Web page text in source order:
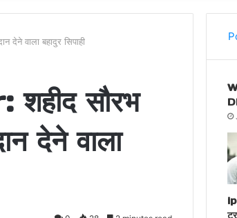
वाला बहादुर सिपाही
सौरभ
देने वाला